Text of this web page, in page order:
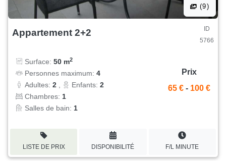
(9)
Appartement 2+2
ID
5766
Surface: 50 m2
Personnes maximum: 4
Adultes: 2 , Enfants: 2
Chambres: 1
Salles de bain: 1
Prix
65 € - 100 €
LISTE DE PRIX DISPONIBILITÉ F/L MINUTE